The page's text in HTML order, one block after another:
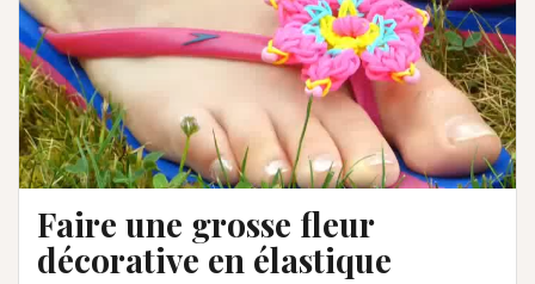
Faire une grosse fleur
décorative en élastique